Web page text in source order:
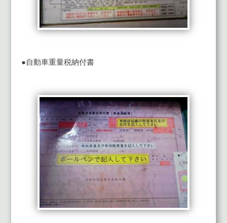
●自動車重量税納付書